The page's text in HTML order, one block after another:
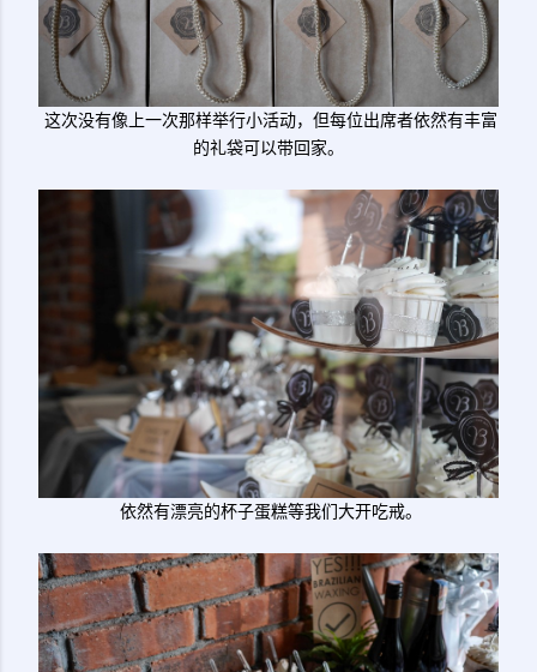
这次没有像上一次那样举行小活动，但每位出席者依然有丰富
的礼袋可以带回家。
依然有漂亮的杯子蛋糕等我们大开吃戒。